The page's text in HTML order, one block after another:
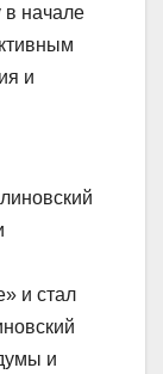
в начале
и
и стал
и